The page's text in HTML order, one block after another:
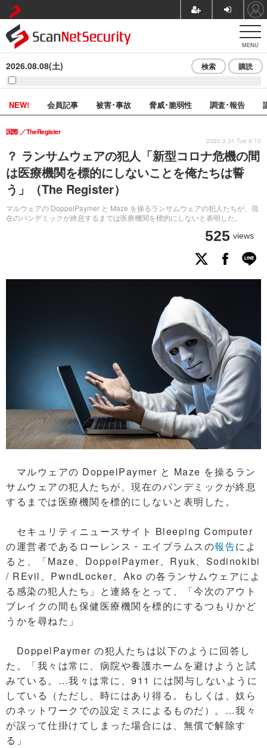
MENU
2026.08.08(土) 検索 購読
NEW! 会員記事 被害･事故 脅威･脆弱性 調査･報告
？ ランサムウェアの犯人「新型コロナ危機の間
は医療機関を標的にしないことを俺たちは誓
う」（The Register）
マルウェアの DoppelPaymer と Maze を操るランサムウェアの犯人たちが、現
在のパンデミックが終息するまでは医療機関を標的にしないと表明した。
国際 TheRegister
525 views
2020.3.31 Tue 8:10
マルウェアの DoppelPaymer と Maze を操るラン
サムウェアの犯人たちが、現在のパンデミックが終息
するまでは医療機関を標的にしないと表明した。
セキュリティニュースサイト Bleeping Computer
の運営者であるローレンス・エイブラムスの報告によ
ると、「Maze、DoppelPaymer、Ryuk、Sodinokibi
/ REvil、PwndLocker、Ako の各ランサムウェアによ
る感染の犯人たち」と連絡をとって、「今次のアウト
ブレイクの間も保健医療機関を標的にするつもりかど
うかを尋ねた」
DoppelPaymer の犯人たちは以下のように回答し
た。「我々は常に、病院や養護ホームを避けようと試
みている。…我々は常に、911 には関与しないように
している（ただし、時にはあり得る。もしくは、奴ら
のネットワークでの設定ミスによるものだ）。…我々
が誤って仕掛けてしまった場合には、無償で解除す
る」